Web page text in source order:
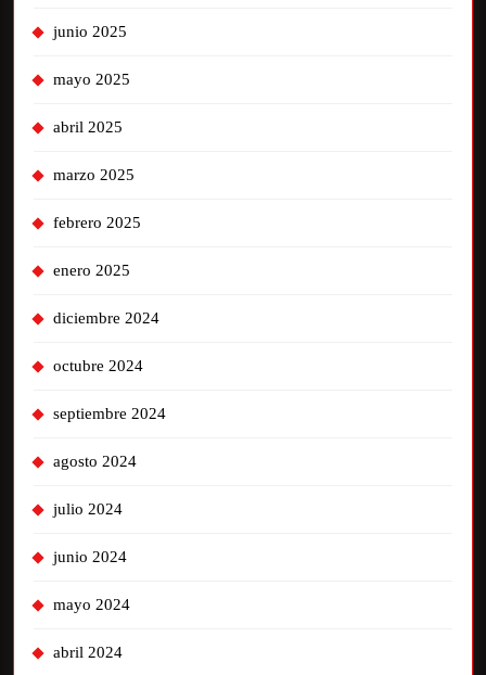
junio 2025
mayo 2025
abril 2025
marzo 2025
febrero 2025
enero 2025
diciembre 2024
octubre 2024
septiembre 2024
agosto 2024
julio 2024
junio 2024
mayo 2024
abril 2024